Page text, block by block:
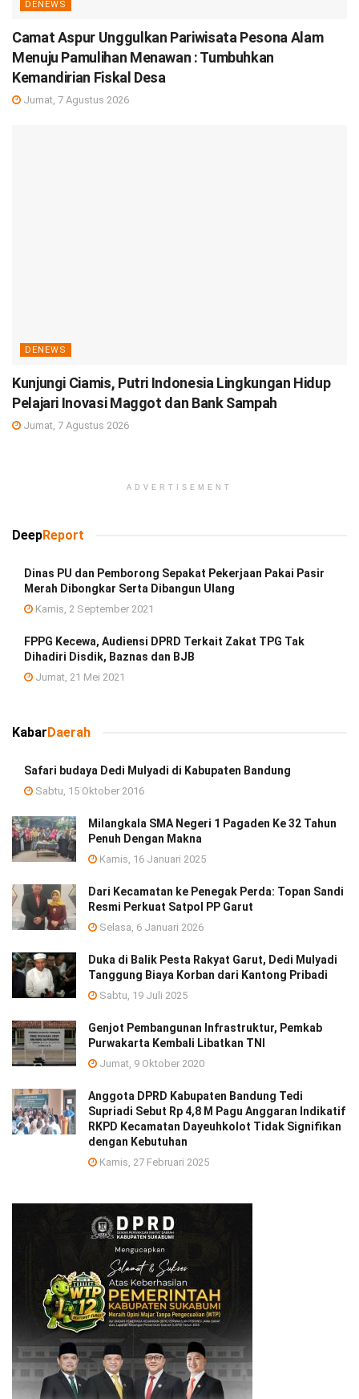
DENEWS
Camat Aspur Unggulkan Pariwisata Pesona Alam
Menuju Pamulihan Menawan : Tumbuhkan
Kemandirian Fiskal Desa
Jumat, 7 Agustus 2026
DENEWS
Kunjungi Ciamis, Putri Indonesia Lingkungan Hidup
Pelajari Inovasi Maggot dan Bank Sampah
Jumat, 7 Agustus 2026
ADVERTISEMENT
DeepReport
Dinas PU dan Pemborong Sepakat Pekerjaan Pakai Pasir
Merah Dibongkar Serta Dibangun Ulang
Kamis, 2 September 2021
FPPG Kecewa, Audiensi DPRD Terkait Zakat TPG Tak
Dihadiri Disdik, Baznas dan BJB
Jumat, 21 Mei 2021
KabarDaerah
Safari budaya Dedi Mulyadi di Kabupaten Bandung
Sabtu, 15 Oktober 2016
Milangkala SMA Negeri 1 Pagaden Ke 32 Tahun
Penuh Dengan Makna
Kamis, 16 Januari 2025
Dari Kecamatan ke Penegak Perda: Topan Sandi
Resmi Perkuat Satpol PP Garut
Selasa, 6 Januari 2026
Duka di Balik Pesta Rakyat Garut, Dedi Mulyadi
Tanggung Biaya Korban dari Kantong Pribadi
Sabtu, 19 Juli 2025
Genjot Pembangunan Infrastruktur, Pemkab
Purwakarta Kembali Libatkan TNI
Jumat, 9 Oktober 2020
Anggota DPRD Kabupaten Bandung Tedi
Supriadi Sebut Rp 4,8 M Pagu Anggaran Indikatif
RKPD Kecamatan Dayeuhkolot Tidak Signifikan
dengan Kebutuhan
Kamis, 27 Februari 2025